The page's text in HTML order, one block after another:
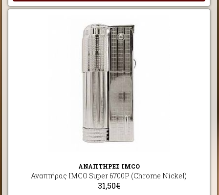
ΑΝΑΠΤΗΡΕΣ IMCO
Αναπτήρας IMCO Super 6700P (Chrome Nickel)
31,50€